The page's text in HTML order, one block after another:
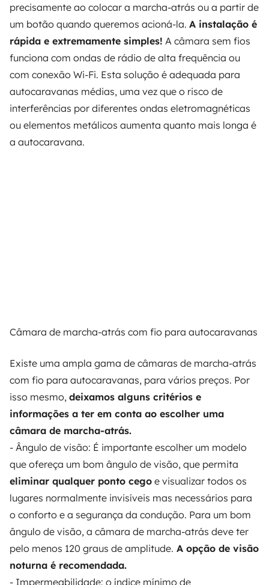
precisamente ao colocar a marcha-atrás ou a partir de
um botão quando queremos acioná-la. A instalação é
rápida e extremamente simples! A câmara sem fios
funciona com ondas de rádio de alta frequência ou
com conexão Wi-Fi. Esta solução é adequada para
autocaravanas médias, uma vez que o risco de
interferências por diferentes ondas eletromagnéticas
ou elementos metálicos aumenta quanto mais longa é
a autocaravana.
Câmara de marcha-atrás com fio para autocaravanas
Existe uma ampla gama de câmaras de marcha-atrás
com fio para autocaravanas, para vários preços. Por
isso mesmo, deixamos alguns critérios e
informações a ter em conta ao escolher uma
câmara de marcha-atrás.
- Ângulo de visão: É importante escolher um modelo
que ofereça um bom ângulo de visão, que permita
eliminar qualquer ponto cego e visualizar todos os
lugares normalmente invisíveis mas necessários para
o conforto e a segurança da condução. Para um bom
ângulo de visão, a câmara de marcha-atrás deve ter
pelo menos 120 graus de amplitude. A opção de visão
noturna é recomendada.
- Impermeabilidade: o índice mínimo de